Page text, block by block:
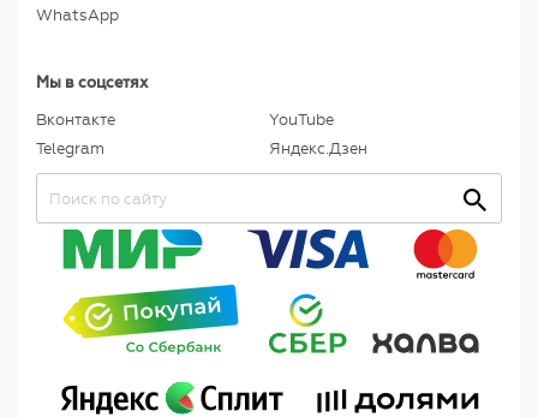
WhatsApp
Мы в соцсетях
Вконтакте
Telegram
YouTube
Яндекс.Дзен